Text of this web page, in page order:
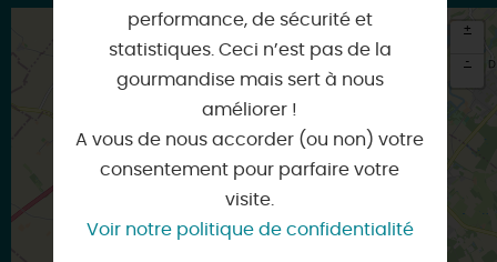
Itinéraire vers
BEAUGENCY
+
-
performance, de sécurité et
statistiques. Ceci n’est pas de la
gourmandise mais sert à nous
améliorer !
A vous de nous accorder (ou non) votre
consentement pour parfaire votre
visite.
Voir notre politique de confidentialité